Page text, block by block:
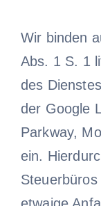
Wir binden
Abs. 1 S. 1
des
der Google
Parkway,
ein.